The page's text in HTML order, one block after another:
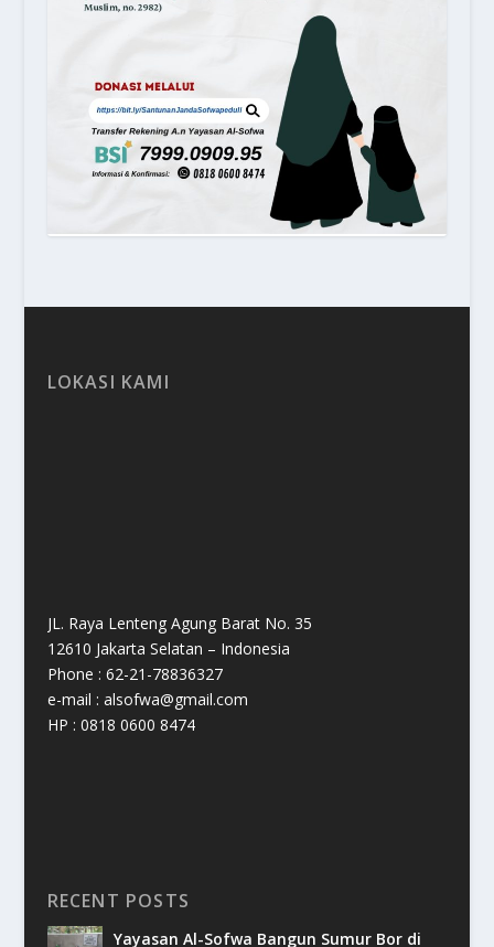
LOKASI KAMI
JL. Raya Lenteng Agung Barat No. 35
12610 Jakarta Selatan – Indonesia
Phone : 62-21-78836327
e-mail : alsofwa@gmail.com
HP : 0818 0600 8474
RECENT POSTS
Yayasan Al-Sofwa Bangun Sumur Bor di